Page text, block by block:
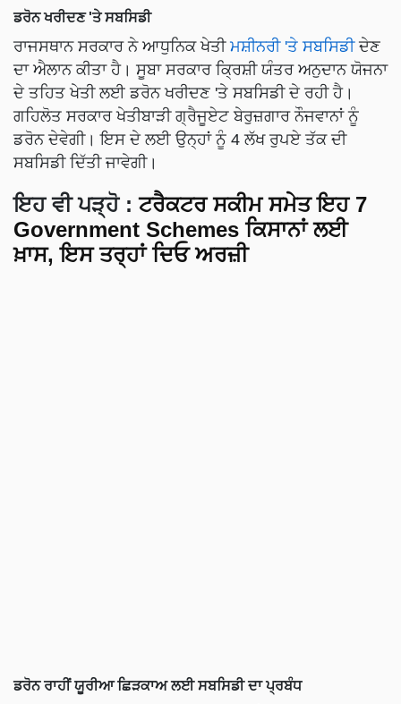
ਡਰੋਨ ਖਰੀਦਣ 'ਤੇ ਸਬਸਿਡੀ
ਰਾਜਸਥਾਨ ਸਰਕਾਰ ਨੇ ਆਧੁਨਿਕ ਖੇਤੀ ਮਸ਼ੀਨਰੀ 'ਤੇ ਸਬਸਿਡੀਦੇਣ
ਦਾ ਐਲਾਨ ਕੀਤਾ ਹੈ। ਸੂਬਾ ਸਰਕਾਰ ਕ੍ਰਿਸ਼ੀ ਯੰਤਰ ਅਨੁਦਾਨ ਯੋਜਨਾ
ਦੇ ਤਹਿਤ ਖੇਤੀ ਲਈ ਡਰੋਨ ਖਰੀਦਣ 'ਤੇ ਸਬਸਿਡੀ ਦੇ ਰਹੀ ਹੈ।
ਗਹਿਲੋਤ ਸਰਕਾਰ ਖੇਤੀਬਾੜੀ ਗ੍ਰੈਜੂਏਟ ਬੇਰੁਜ਼ਗਾਰ ਨੌਜਵਾਨਾਂ ਨੂੰ
ਡਰੋਨ ਦੇਵੇਗੀ। ਇਸ ਦੇ ਲਈ ਉਨ੍ਹਾਂ ਨੂੰ 4 ਲੱਖ ਰੁਪਏ ਤੱਕ ਦੀ
ਸਬਸਿਡੀ ਦਿੱਤੀ ਜਾਵੇਗੀ।
ਇਹ ਵੀ ਪੜ੍ਹੋ : ਟਰੈਕਟਰ ਸਕੀਮ ਸਮੇਤ ਇਹ 7
Government Schemes ਕਿਸਾਨਾਂ ਲਈ
ਖ਼ਾਸ, ਇਸ ਤਰ੍ਹਾਂ ਦਿਓ ਅਰਜ਼ੀ
ਡਰੋਨ ਰਾਹੀਂ ਯੂਰੀਆ ਛਿੜਕਾਅ ਲਈ ਸਬਸਿਡੀ ਦਾ ਪ੍ਰਬੰਧ